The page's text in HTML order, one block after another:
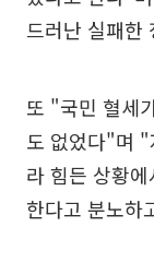
드러난 실패한
또 "국민 혈세
도 없었다"며 "
라 힘든 상황
한다고 분노하